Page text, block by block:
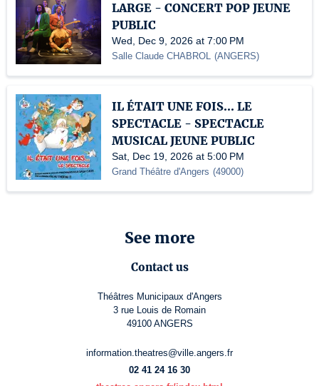
LARGE - CONCERT POP JEUNE
PUBLIC
Wed, Dec 9, 2026 at 7:00 PM
Salle Claude CHABROL (ANGERS)
IL ÉTAIT UNE FOIS... LE
SPECTACLE - SPECTACLE
MUSICAL JEUNE PUBLIC
Sat, Dec 19, 2026 at 5:00 PM
Grand Théâtre d'Angers (49000)
See more
Contact us
Théâtres Municipaux d'Angers
3 rue Louis de Romain
49100 ANGERS
information.theatres@ville.angers.fr
02 41 24 16 30